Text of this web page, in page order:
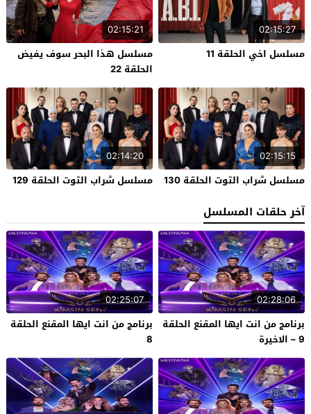
02:15:27
مسلسل اخي الحلقة 11
02:15:21
مسلسل هذا البحر سوف يفيض
الحلقة 22
02:15:15
مسلسل شراب التوت الحلقة 130
02:14:20
مسلسل شراب التوت الحلقة 129
آخر حلقات المسلسل
02:28:06
برنامج من انت ايها المقنع الحلقة
9 – الاخيرة
02:25:07
برنامج من انت ايها المقنع الحلقة
8